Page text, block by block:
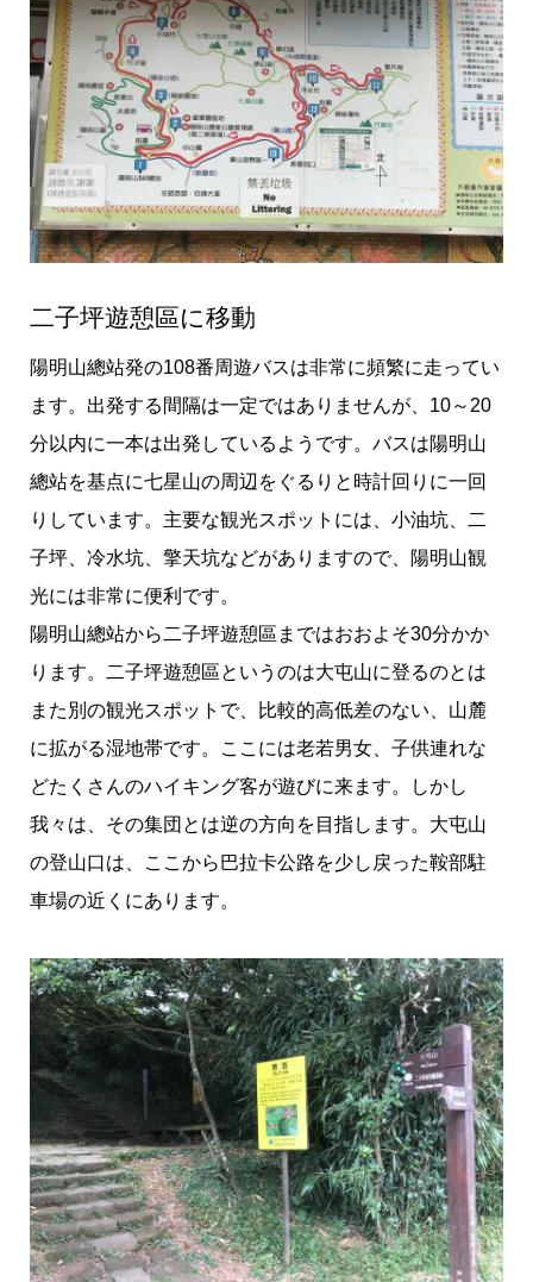
二子坪遊憩區に移動
陽明山總站発の108番周遊バスは非常に頻繁に走ってい
ます。出発する間隔は一定ではありませんが、10～20
分以内に一本は出発しているようです。バスは陽明山
總站を基点に七星山の周辺をぐるりと時計回りに一回
りしています。主要な観光スポットには、小油坑、二
子坪、冷水坑、擎天坑などがありますので、陽明山観
光には非常に便利です。
陽明山總站から二子坪遊憩區まではおおよそ30分かか
ります。二子坪遊憩區というのは大屯山に登るのとは
また別の観光スポットで、比較的高低差のない、山麓
に拡がる湿地帯です。ここには老若男女、子供連れな
どたくさんのハイキング客が遊びに来ます。しかし
我々は、その集団とは逆の方向を目指します。大屯山
の登山口は、ここから巴拉卡公路を少し戻った鞍部駐
車場の近くにあります。